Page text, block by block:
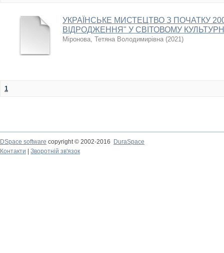
УКРАЇНСЬКЕ МИСТЕЦТВО З ПОЧАТКУ
ВІДРОДЖЕННЯ" У СВІТОВОМУ
Міронова, Тетяна Володимирівна (2021)
1
DSpace software copyright © 2002-2016
DuraSpace
Контакти
Зворотній зв'язок